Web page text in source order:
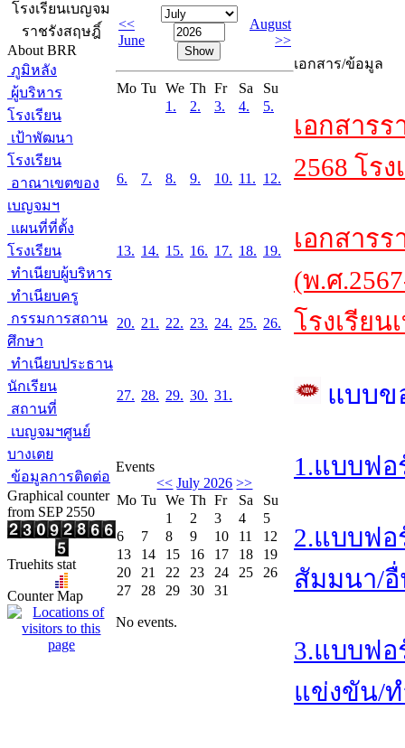
โรงเรียนเบญจม
ราชรังสฤษฎิ์
About BRR
ภูมิหลัง
ผู้บริหาร
โรงเรียน
เป้าพัฒนา
โรงเรียน
อาณาเขตของ
เบญจมฯ
แผนที่ที่ตั้ง
โรงเรียน
ทำเนียบผู้บริหาร
ทำเนียบครู
กรรมการสถาน
ศึกษา
ทำเนียบประธาน
นักเรียน
สถานที่
เบญจมฯศูนย์
บางเตย
ข้อมูลการติดต่อ
Graphical counter
from SEP 2550
Truehits stat
Counter Map
<<
June
August
>>
Mo Tu We Th Fr Sa
Su
1.
2. 3. 4. 5.
6. 7. 8. 9. 10. 11. 12.
13. 14. 15. 16. 17. 18. 19.
20. 21. 22. 23. 24. 25. 26.
27. 28. 29. 30. 31.
Events
<< July 2026 >>
Mo Tu We Th Fr Sa
Su
1
2 3 4
5
6
7 8 9 10 11
12
13
14 15 16 17 18
19
20
21 22 23 24 25
26
27
28 29 30 31
No events.
เอกสาร/ข้อมูล
เอกสาร
2568 โร
เอกสาร
(พ.ศ
โรงเรีย
แบบข
1.แบบฟ
2.แบบฟ
สัมมนา/
3.แบบฟอ
แข่งขัน/